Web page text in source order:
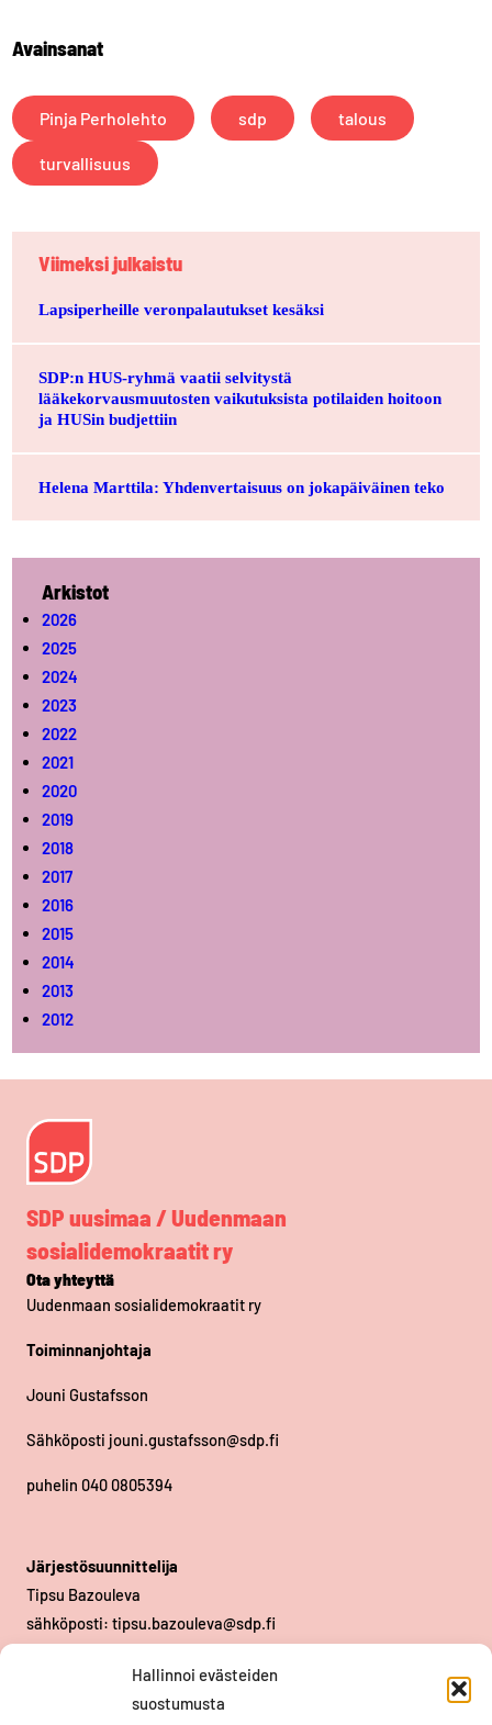
Hallinnoi evästeiden
suostumusta
Avainsanat
Pinja Perholehto sdp talous
turvallisuus
Viimeksi julkaistu
Lapsiperheille veronpalautukset kesäksi
SDP:n HUS-ryhmä vaatii selvitystä
lääkekorvausmuutosten vaikutuksista potilaiden hoitoon
ja HUSin budjettiin
Helena Marttila: Yhdenvertaisuus on jokapäiväinen teko
Arkistot
2026
2025
2024
2023
2022
2021
2020
2019
2018
2017
2016
2015
2014
2013
2012
SDP uusimaa / Uudenmaan
sosialidemokraatit ry
Ota yhteyttä
Uudenmaan sosialidemokraatit ry
Toiminnanjohtaja
Jouni Gustafsson
Sähköposti jouni.gustafsson@sdp.fi
puhelin 040 0805394
Järjestösuunnittelija
Tipsu Bazouleva
sähköposti: tipsu.bazouleva@sdp.fi
Piiri- ja sisarjärjestöt